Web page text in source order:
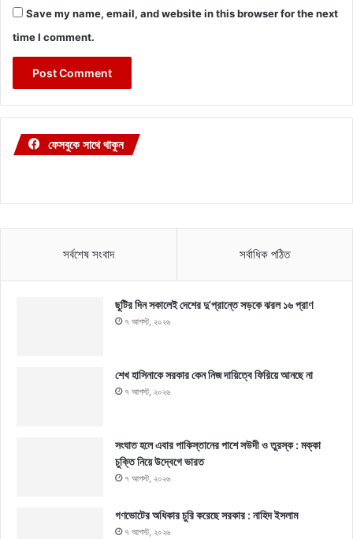
Save my name, email, and website in this browser for the next
time I comment.
ফেসবুকে সাথে থাকুন
সর্বশেষ সংবাদ সর্বাধিক পঠিত
ছুটির দিন সকালেই দেশের দু’প্রান্তে সড়কে ঝরল ১৬ প্রাণ
৭ আগস্ট, ২০২৬
শেখ হাসিনাকে সরকার কেন নিজ দায়িত্বে ফিরিয়ে আনছে না
৭ আগস্ট, ২০২৬
সংঘাত হলে এবার পাকিস্তানের পাশে সউদী ও তুরস্ক : মক্কা
চুক্তি নিয়ে উদ্বেগে ভারত
৭ আগস্ট, ২০২৬
গণভোটের অধিকার চুরি করেছে সরকার : নাহিদ ইসলাম
৭ আগস্ট, ২০২৬